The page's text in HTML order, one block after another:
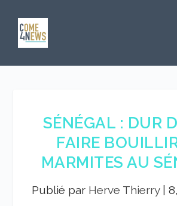
SÉNÉGAL : DUR
FAIRE
MARMITES AU
Publié par Herve Thierry|